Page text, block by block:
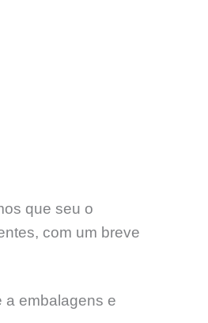
que seu o
com um breve
a embalagens e